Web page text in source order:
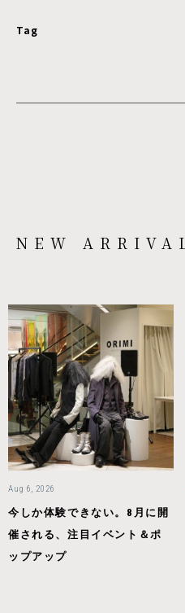
Tag
NEW
Aug 6, 2026
今しか体験できない。8月に開
催される、注目イベント＆ポ
ップアップ